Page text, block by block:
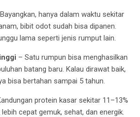
hanya dalam waktu sekitar
bibit odot sudah bisa dipanen.
lama seperti jenis rumput lain.
– Satu rumpun bisa menghasilkan
batang baru. Kalau dirawat baik,
bisa bertahan sampai 5 tahun.
protein kasar sekitar 11–13%
cepat gemuk, sehat, dan energik.